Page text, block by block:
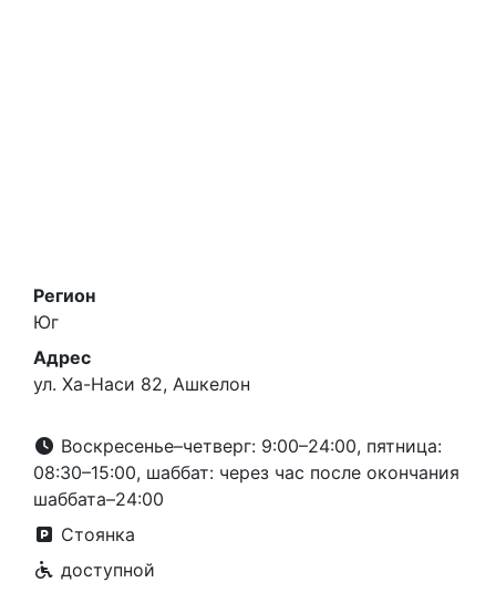
Регион
Юг
Адрес
ул. Ха-Наси 82, Ашкелон
Воскресенье–четверг: 9:00–24:00, пятница:
08:30–15:00, шаббат: через час после окончания
шаббата–24:00
Стоянка
доступной